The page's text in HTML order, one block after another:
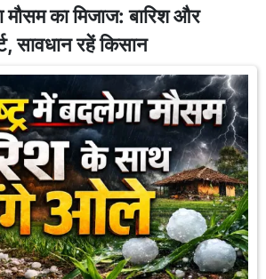
मौसम का मिजाज: बारिश और
सावधान रहें किसान